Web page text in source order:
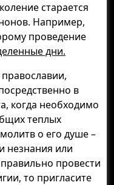
старается
Например,
проведение
дни.
в
когда необходимо
теплых
о его душе –
незнания или
провести
то пригласите